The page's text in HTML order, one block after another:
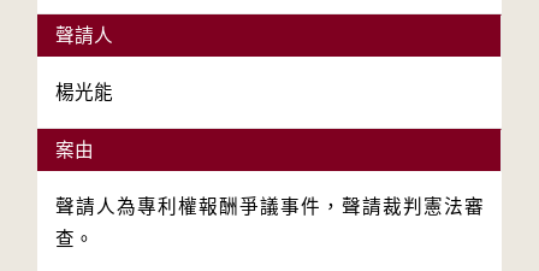
聲請人
楊光能
案由
聲請人為專利權報酬爭議事件，聲請裁判憲法審
查。